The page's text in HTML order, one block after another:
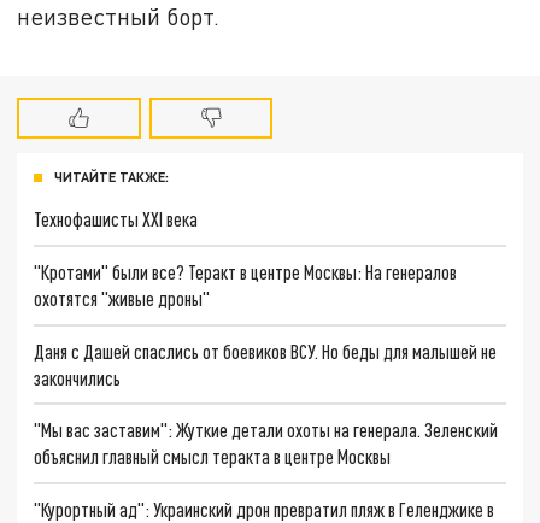
неизвестный борт.
ЧИТАЙТЕ ТАКЖЕ:
Технофашисты XXI века
"Кротами" были все? Теракт в центре Москвы: На генералов
охотятся "живые дроны"
Даня с Дашей спаслись от боевиков ВСУ. Но беды для малышей не
закончились
"Мы вас заставим": Жуткие детали охоты на генерала. Зеленский
объяснил главный смысл теракта в центре Москвы
"Курортный ад": Украинский дрон превратил пляж в Геленджике в